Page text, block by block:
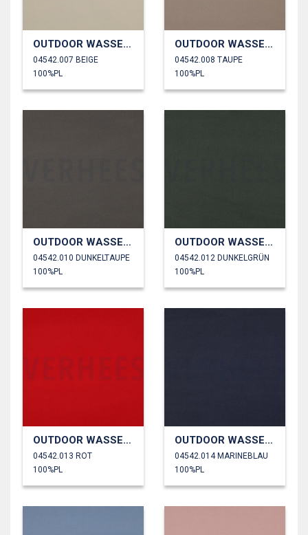
OUTDOOR WASSERDICHT
04542.007 BEIGE
100%PL
OUTDOOR WASSERDICHT
04542.008 TAUPE
100%PL
OUTDOOR WASSERDICHT
04542.010 DUNKELTAUPE
100%PL
OUTDOOR WASSERDICHT
04542.012 DUNKELGRÜN
100%PL
OUTDOOR WASSERDICHT
04542.013 ROT
100%PL
OUTDOOR WASSERDICHT
04542.014 MARINEBLAU
100%PL